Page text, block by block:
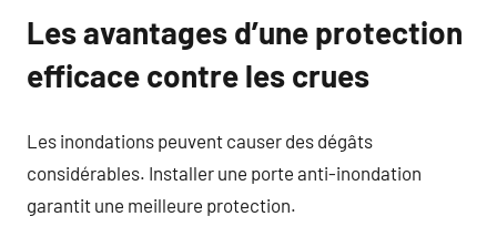
Les avantages d’une protection
efficace contre les crues
Les inondations peuvent causer des dégâts
considérables. Installer une porte anti-inondation
garantit une meilleure protection.